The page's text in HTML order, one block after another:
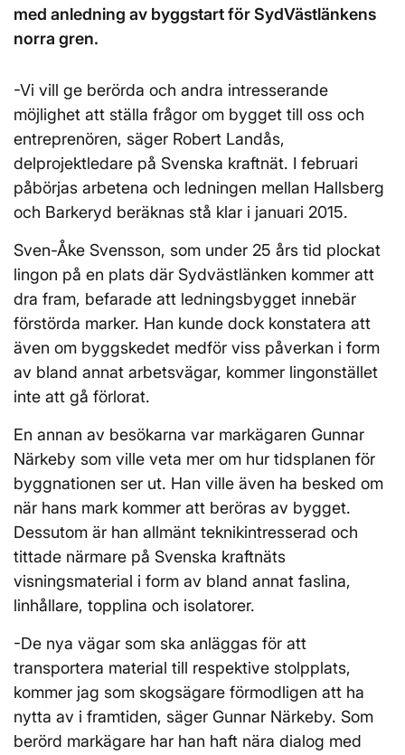
med anledning av byggstart för SydVästlänkens
norra gren.
-Vi vill ge berörda och andra intresserande
möjlighet att ställa frågor om bygget till oss och
entreprenören, säger Robert Landås,
delprojektledare på Svenska kraftnät. I februari
påbörjas arbetena och ledningen mellan Hallsberg
och Barkeryd beräknas stå klar i januari 2015.
Sven-Åke Svensson, som under 25 års tid plockat
lingon på en plats där Sydvästlänken kommer att
dra fram, befarade att ledningsbygget innebär
förstörda marker. Han kunde dock konstatera att
även om byggskedet medför viss påverkan i form
av bland annat arbetsvägar, kommer lingonstället
inte att gå förlorat.
En annan av besökarna var markägaren Gunnar
Närkeby som ville veta mer om hur tidsplanen för
byggnationen ser ut. Han ville även ha besked om
när hans mark kommer att beröras av bygget.
Dessutom är han allmänt teknikintresserad och
tittade närmare på Svenska kraftnäts
visningsmaterial i form av bland annat faslina,
linhållare, topplina och isolatorer.
-De nya vägar som ska anläggas för att
transportera material till respektive stolpplats,
kommer jag som skogsägare förmodligen att ha
nytta av i framtiden, säger Gunnar Närkeby. Som
berörd markägare har han haft nära dialog med